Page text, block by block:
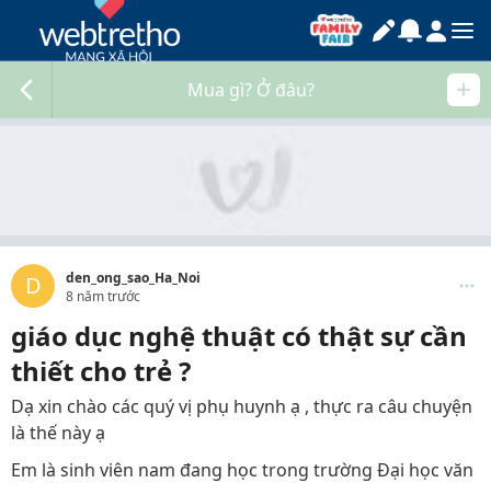
Mua gì? Ở đâu?
D
den_ong_sao_Ha_Noi
8 năm trước
giáo dục nghệ thuật có thật sự cần
thiết cho trẻ ?
Dạ xin chào các quý vị phụ huynh ạ , thực ra câu chuyện
là thế này ạ
Em là sinh viên nam đang học trong trường Đại học văn